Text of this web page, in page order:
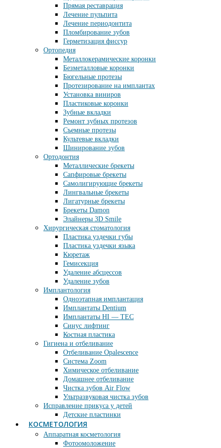
Прямая реставрация
Лечение пульпита
Лечение периодонтита
Пломбирование зубов
Герметизация фиссур
Ортопедия
Металлокерамические коронки
Безметалловые коронки
Бюгельные протезы
Протезирование на имплантах
Установка виниров
Пластиковые коронки
Зубные вкладки
Ремонт зубных протезов
Съемные протезы
Культевые вкладки
Шинирование зубов
Ортодонтия
Металлические брекеты
Сапфировые брекеты
Самолигирующие брекеты
Лингвальные брекеты
Лигатурные брекеты
Брекеты Damon
Элайнеры 3D Smile
Хирургическая стоматология
Пластика уздечки губы
Пластика уздечки языка
Кюретаж
Гемисекция
Удаление абсцессов
Удаление зубов
Имплантология
Одноэтапная имплантация
Имплантаты Dentium
Имплантаты HI — TEC
Синус лифтинг
Костная пластика
Гигиена и отбеливание
Отбеливание Opalescence
Система Zoom
Химическое отбеливание
Домашнее отбеливание
Чистка зубов Air Flow
Ультразвуковая чистка зубов
Исправление прикуса у детей
Детские пластинки
КОСМЕТОЛОГИЯ
Аппаратная косметология
Фотоомоложение